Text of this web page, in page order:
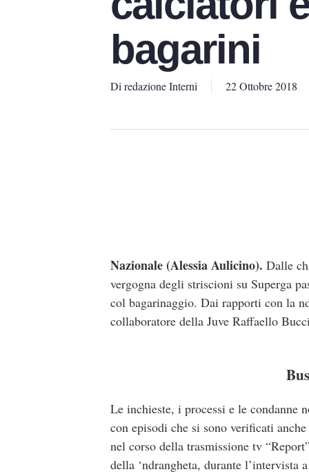
bagarini
Di redazione Interni 22 Ottobre 2018
Nazionale (Alessia Aulicino). Dalle
vergogna degli striscioni su Superga
col bagarinaggio. Dai rapporti con la
collaboratore della Juve Raffaello
Le inchieste, i processi e le
con episodi che si sono verificati
nel corso della trasmissione tv
della ‘ndrangheta, durante l’intervista